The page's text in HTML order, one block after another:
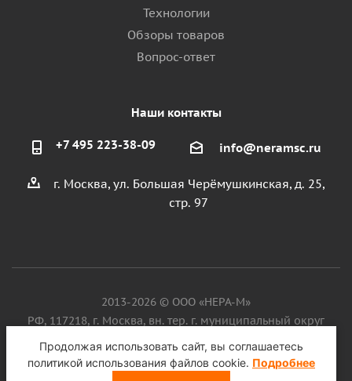
Технологии
Обзоры товаров
Вопрос-ответ
Наши контакты
+7 495 223-38-09 info@neramsc.ru
г. Москва, ул. Большая Черёмушкинская, д. 25,
стр. 97
2013-2026 © ООО «НЕРА-М»
РФ, 117218, г. Москва, вн. тер. г. муниципальный округ
Котловка, ул. Большая Черёмушкинская, д. 25, стр. 97, ИНН
9718086924, ОГРН 1187746099750
Продолжая использовать сайт, вы соглашаетесь
политикой использования файлов cookie. Подробнее